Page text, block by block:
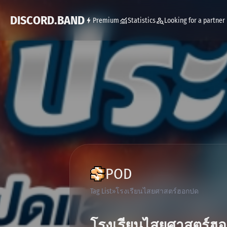
DISCORD.BAND Premium Statistics Looking for a partner
POD
Tag List โรงเรียนไสยศาสตร์ฮอกปด